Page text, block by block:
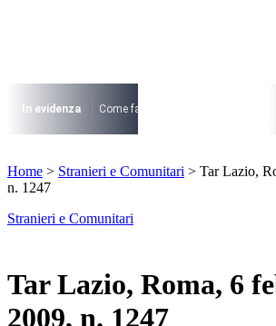
I più cercati
Lorem ipsum dolor sit amet consectetur
Lorem ipsum dolor sit amet consectetur
In evidenza Come fare per …
Lorem ipsum dolor sit amet consectetur
Home > Stranieri e Comunitari > Tar Lazio,
n. 1247
Stranieri e Comunitari
Tar Lazio, Roma, 6
2009, n. 1247